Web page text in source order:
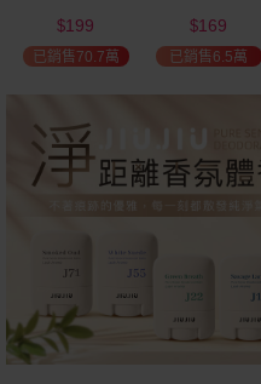
選 全新包裝
$199
已銷售70.7萬
$169
已銷售6.5萬